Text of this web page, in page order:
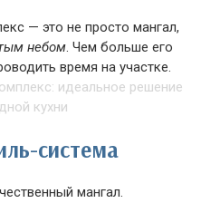
— это не просто мангал,
небом. Чем больше его
время на участке.
система
мангал.